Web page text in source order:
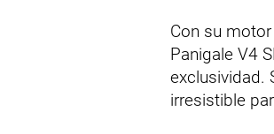
Con su
Panigale V4
exclusividad.
irresistible